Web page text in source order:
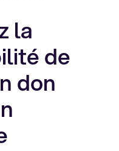
la
de
don